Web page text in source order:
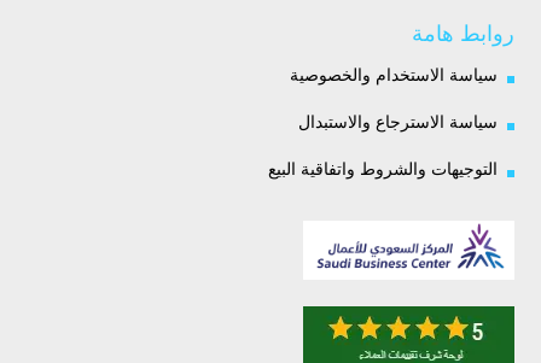
روابط هامة
سياسة الاستخدام والخصوصية
سياسة الاسترجاع والاستبدال
التوجيهات والشروط واتفاقية البيع